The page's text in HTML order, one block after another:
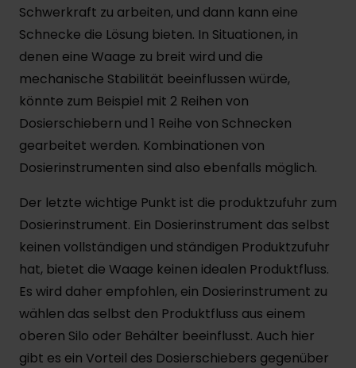
Schwerkraft zu arbeiten, und dann kann eine
Schnecke die Lösung bieten. In Situationen, in
denen eine Waage zu breit wird und die
mechanische Stabilität beeinflussen würde,
könnte zum Beispiel mit 2 Reihen von
Dosierschiebern und 1 Reihe von Schnecken
gearbeitet werden. Kombinationen von
Dosierinstrumenten sind also ebenfalls möglich.
Der letzte wichtige Punkt ist die produktzufuhr zum
Dosierinstrument. Ein Dosierinstrument das selbst
keinen vollständigen und ständigen Produktzufuhr
hat, bietet die Waage keinen idealen Produktfluss.
Es wird daher empfohlen, ein Dosierinstrument zu
wählen das selbst den Produktfluss aus einem
oberen Silo oder Behälter beeinflusst. Auch hier
gibt es ein Vorteil des Dosierschiebers gegenüber